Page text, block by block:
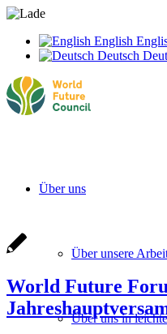
English
Deutsch
Über uns
Über unsere
Über uns in
World Future